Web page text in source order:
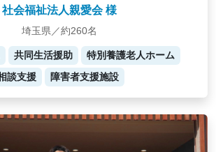
社会福祉法人親愛会 様
埼玉県／約260名
共同生活援助
特別養護老人ホーム
談支援
障害者支援施設